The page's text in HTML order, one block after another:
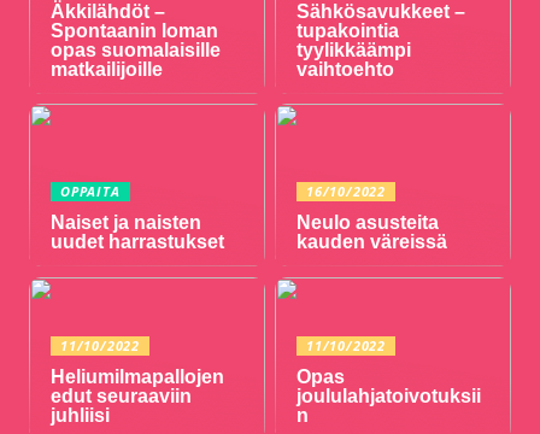
Äkkilähdöt –
Spontaanin loman
opas suomalaisille
matkailijoille
Sähkösavukkeet –
tupakointia
tyylikkäämpi
vaihtoehto
OPPAITA
Naiset ja naisten
uudet harrastukset
16/10/2022
Neulo asusteita
kauden väreissä
11/10/2022
Heliumilmapallojen
edut seuraaviin
juhliisi
11/10/2022
Opas
joululahjatoivotuksii
n